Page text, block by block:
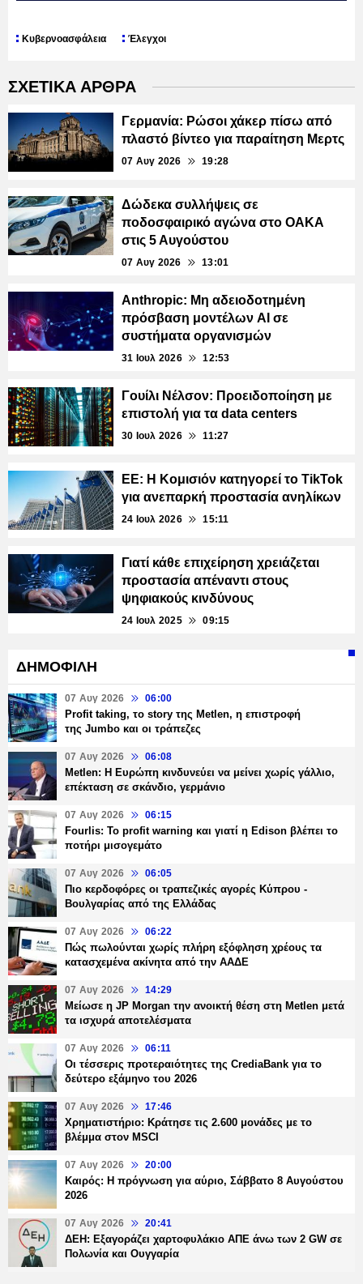
Κυβερνοασφάλεια Έλεγχοι
ΣΧΕΤΙΚΑ ΑΡΘΡΑ
Γερμανία: Ρώσοι χάκερ πίσω από
πλαστό βίντεο για παραίτηση Μερτς
07 Αυγ 2026 19:28
Δώδεκα συλλήψεις σε
ποδοσφαιρικό αγώνα στο ΟΑΚΑ
στις 5 Αυγούστου
07 Αυγ 2026 13:01
Anthropic: Μη αδειοδοτημένη
πρόσβαση μοντέλων AI σε
συστήματα οργανισμών
31 Ιουλ 2026 12:53
Γουίλι Νέλσον: Προειδοποίηση με
επιστολή για τα data centers
30 Ιουλ 2026 11:27
ΕΕ: Η Κομισιόν κατηγορεί το TikTok
για ανεπαρκή προστασία ανηλίκων
24 Ιουλ 2026 15:11
Γιατί κάθε επιχείρηση χρειάζεται
προστασία απέναντι στους
ψηφιακούς κινδύνους
24 Ιουλ 2025 09:15
ΔΗΜΟΦΙΛΗ
07 Αυγ 2026 06:00
Profit taking, το story της Metlen, η επιστροφή
της Jumbo και οι τράπεζες
07 Αυγ 2026 06:08
Metlen: Η Ευρώπη κινδυνεύει να μείνει χωρίς γάλλιο,
επέκταση σε σκάνδιο, γερμάνιο
07 Αυγ 2026 06:15
Fourlis: Το profit warning και γιατί η Edison βλέπει το
ποτήρι μισογεμάτο
07 Αυγ 2026 06:05
Πιο κερδοφόρες οι τραπεζικές αγορές Κύπρου -
Βουλγαρίας από της Ελλάδας
07 Αυγ 2026 06:22
Πώς πωλούνται χωρίς πλήρη εξόφληση χρέους τα
κατασχεμένα ακίνητα από την ΑΑΔΕ
07 Αυγ 2026 14:29
Μείωσε η JP Morgan την ανοικτή θέση στη Metlen μετά
τα ισχυρά αποτελέσματα
07 Αυγ 2026 06:11
Οι τέσσερις προτεραιότητες της CrediaBank για το
δεύτερο εξάμηνο του 2026
07 Αυγ 2026 17:46
Χρηματιστήριο: Κράτησε τις 2.600 μονάδες με το
βλέμμα στον MSCI
07 Αυγ 2026 20:00
Καιρός: Η πρόγνωση για αύριο, Σάββατο 8 Αυγούστου
2026
07 Αυγ 2026 20:41
ΔΕΗ: Εξαγοράζει χαρτοφυλάκιο ΑΠΕ άνω των 2 GW σε
Πολωνία και Ουγγαρία